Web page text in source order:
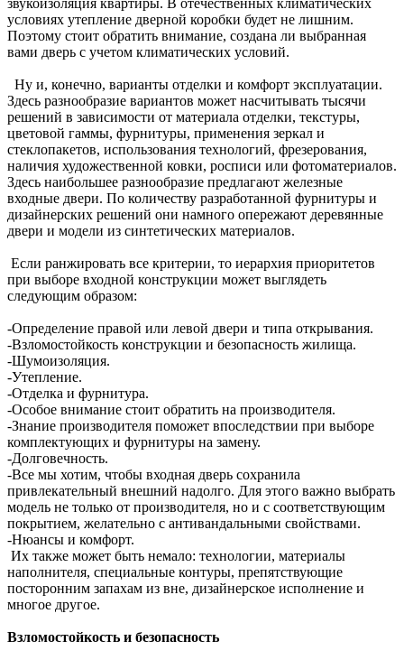
условиях утепление дверной коробки будет не лишним.
Поэтому стоит обратить внимание, создана ли выбранная
вами дверь с учетом климатических условий.
Ну и, конечно, варианты отделки и комфорт эксплуатации.
Здесь разнообразие вариантов может насчитывать тысячи
решений в зависимости от материала отделки, текстуры,
цветовой гаммы, фурнитуры, применения зеркал и
стеклопакетов, использования технологий, фрезерования,
наличия художественной ковки, росписи или фотоматериалов.
Здесь наибольшее разнообразие предлагают железные
входные двери. По количеству разработанной фурнитуры и
дизайнерских решений они намного опережают деревянные
двери и модели из синтетических материалов.
Если ранжировать все критерии, то иерархия приоритетов
при выборе входной конструкции может выглядеть
следующим образом:
-Определение правой или левой двери и типа открывания.
-Взломостойкость конструкции и безопасность жилища.
-Шумоизоляция.
-Утепление.
-Отделка и фурнитура.
-Особое внимание стоит обратить на производителя.
-Знание производителя поможет впоследствии при выборе
комплектующих и фурнитуры на замену.
-Долговечность.
-Все мы хотим, чтобы входная дверь сохранила
привлекательный внешний надолго. Для этого важно выбрать
модель не только от производителя, но и с соответствующим
покрытием, желательно с антивандальными свойствами.
-Нюансы и комфорт.
Их также может быть немало: технологии, материалы
наполнителя, специальные контуры, препятствующие
посторонним запахам из вне, дизайнерское исполнение и
многое другое.
Взломостойкость и безопасность